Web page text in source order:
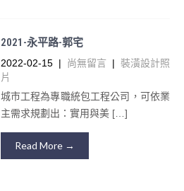
2021-永平路-郭宅
2022-02-15 | 尚無留言 | 裝潢設計照
片
城市工程為專職統包工程公司，可依業
主需求規劃出：實用與美 […]
Read More →